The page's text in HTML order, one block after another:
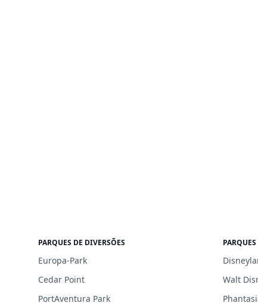
PARQUES DE DIVERSÕES
Europa-Park
Cedar Point
PortAventura Park
Walt